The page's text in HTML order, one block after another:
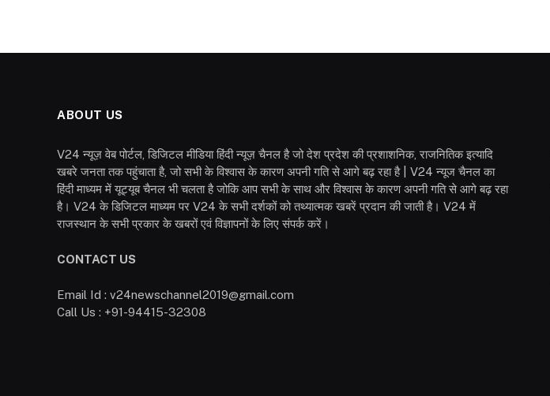
ABOUT US
V24 न्यूज़ वेब पोर्टल, डिजिटल मीडिया हिंदी न्यूज़ चैनल है जो देश प्रदेश की प्रशाशनिक, राजनितिक इत्यादि
खबरे जनता तक पहुंचाता है, जो सभी के विश्वास के कारण अपनी गति से आगे बढ़ रहा है | V24 न्यूज चैनल का
हिंदी माध्यम में यूट्यूब चैनल भी चलता है जोकि आप सभी के साथ और विश्वास के कारण अपनी गति से आगे बढ़ रहा
है। V24 के डिजिटल माध्यम पर V24 के सभी दर्शकों को तथ्यात्मक खबरें प्रदान की जाती है। V24 में
राजस्थान के सभी प्रकार के खबरों एवं विज्ञापनों के लिए संपर्क करें।
CONTACT US
Email Id : v24newschannel2019@gmail.com
Call Us : +91-94415-32308